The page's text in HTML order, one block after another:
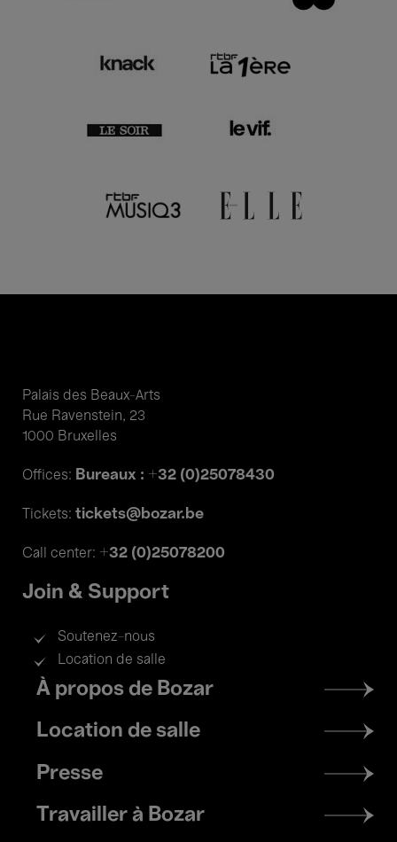
Palais des Beaux-Arts
Rue Ravenstein, 23
1000 Bruxelles
Offices: Bureaux : +32 (0)25078430
Tickets: tickets@bozar.be
Call center: +32 (0)25078200
Join & Support
Soutenez-nous
Location de salle
Footer
menu
À propos de Bozar
Location de salle
Presse
Travailler à Bozar